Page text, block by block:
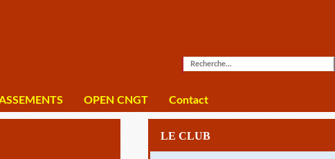
OPEN CNGT Contact
LE CLUB